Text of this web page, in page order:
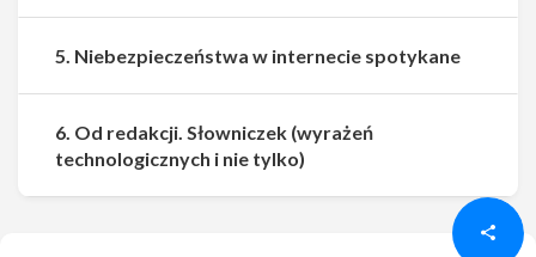
Udostępnij
5. Niebezpieczeństwa w internecie spotykane
6. Od redakcji. Słowniczek (wyrażeń
technologicznych i nie tylko)